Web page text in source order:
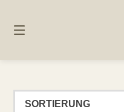
zum